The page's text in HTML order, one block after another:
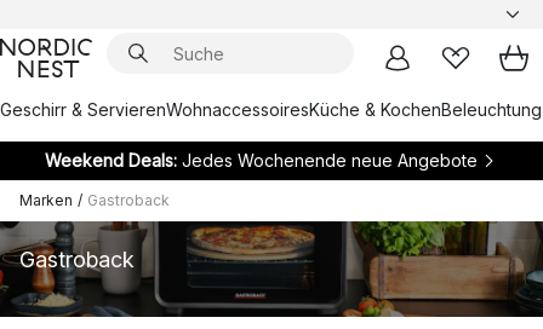
Geschirr & ServierenWohnaccessoiresKüche & KochenBeleuchtung
Weekend Deals:Jedes Wochenende neue Angebote
Marken / Gastroback
Gastroback